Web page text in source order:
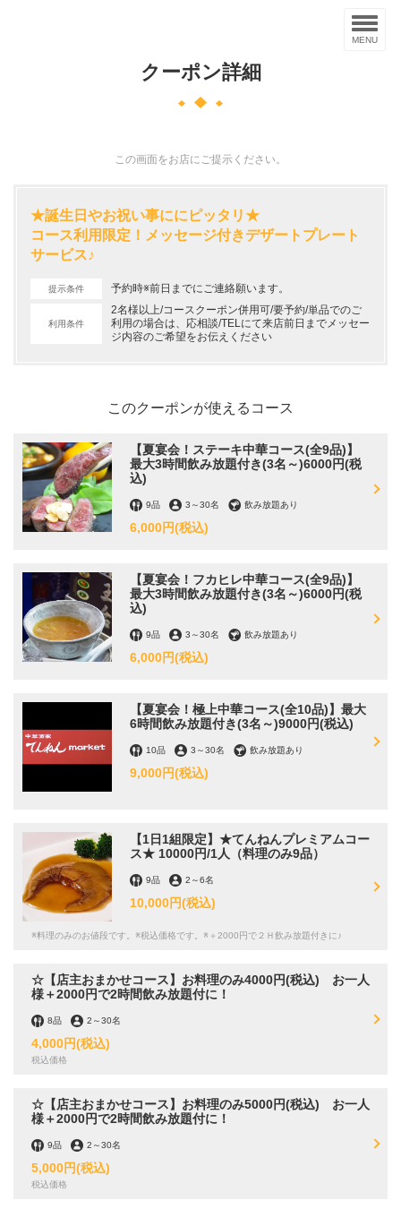
MENU
クーポン詳細
この画面をお店にご提示ください。
★誕生日やお祝い事ににピッタリ★
コース利用限定！メッセージ付きデザートプレート
サービス♪
提示条件 予約時※前日までにご連絡願います。
利用条件
2名様以上/コースクーポン併用可/要予約/単品でのご
利用の場合は、応相談/TELにて来店前日までメッセー
ジ内容のご希望をお伝えください
このクーポンが使えるコース
【夏宴会！ステーキ中華コース(全9品)】
最大3時間飲み放題付き(3名～)6000円(税
込)
9品 3 ～30名 飲み放題あり
6,000円(税込)
【夏宴会！フカヒレ中華コース(全9品)】
最大3時間飲み放題付き(3名～)6000円(税
込)
9品 3 ～30名 飲み放題あり
6,000円(税込)
【夏宴会！極上中華コース(全10品)】最大
6時間飲み放題付き(3名～)9000円(税込)
10品 3 ～30名 飲み放題あり
9,000円(税込)
【1日1組限定】★てんねんプレミアムコー
ス★ 10000円/1人（料理のみ9品）
9品 2 ～6名
10,000円(税込)
※料理のみのお値段です。※税込価格です。※＋2000円で２Ｈ飲み放題付きに♪
☆【店主おまかせコース】お料理のみ4000円(税込) お一人
様＋2000円で2時間飲み放題付に！
8品 2 ～30名
4,000円(税込)
税込価格
☆【店主おまかせコース】お料理のみ5000円(税込) お一人
様＋2000円で2時間飲み放題付に！
9品 2 ～30名
5,000円(税込)
税込価格
この店舗情報をシェアする
★誕生日やお祝い事ににピッタリ★ コース利用限定！メッ
セージ付きデザートプレートサービス♪ | 中華酒家てんねん
market
長崎県長崎市古川町6-31
https://tennen-market.owst.jp/coupons/187420879
お店情報をコピー